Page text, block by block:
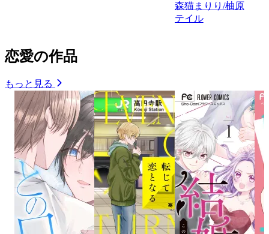
森猫まりり/柚原
テイル
恋愛の作品
もっと見る